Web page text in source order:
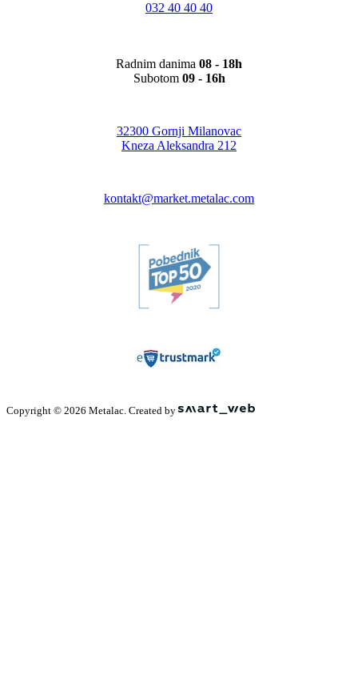
032 40 40 40
Radnim danima 08 - 18h
Subotom 09 - 16h
32300 Gornji Milanovac
Kneza Aleksandra 212
kontakt@market.metalac.com
Copyright © 2026 Metalac. Created by